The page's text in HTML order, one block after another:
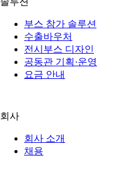
부스 참가 솔루션
수출바우처
전시부스 디자인
공동관 기획·운영
요금 안내
회사
회사 소개
채용